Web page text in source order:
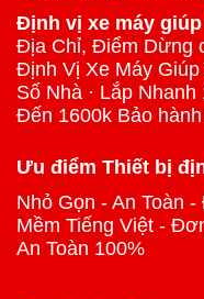
Định vị xe máy
Địa Chỉ, Điểm Dừng
Định Vị Xe Máy
Số Nhà · Lắp
Đến 1600k Bảo
Ưu điểm Thiết bị
Nhỏ Gọn - An Toàn
Mềm Tiếng Việt -
An Toàn 100%